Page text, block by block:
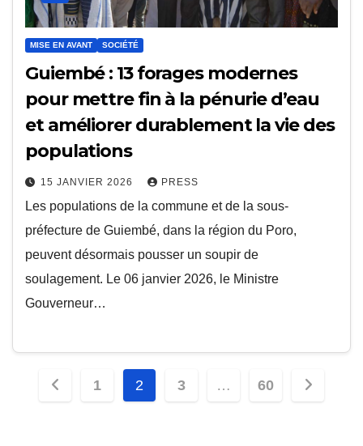
MISE EN AVANT SOCIÉTÉ
Guiembé : 13 forages modernes
pour mettre fin à la pénurie d’eau
et améliorer durablement la vie des
populations
15 JANVIER 2026 PRESS
Les populations de la commune et de la sous-
préfecture de Guiembé, dans la région du Poro,
peuvent désormais pousser un soupir de
soulagement. Le 06 janvier 2026, le Ministre
Gouverneur…
Pagination
1 2 3 … 60